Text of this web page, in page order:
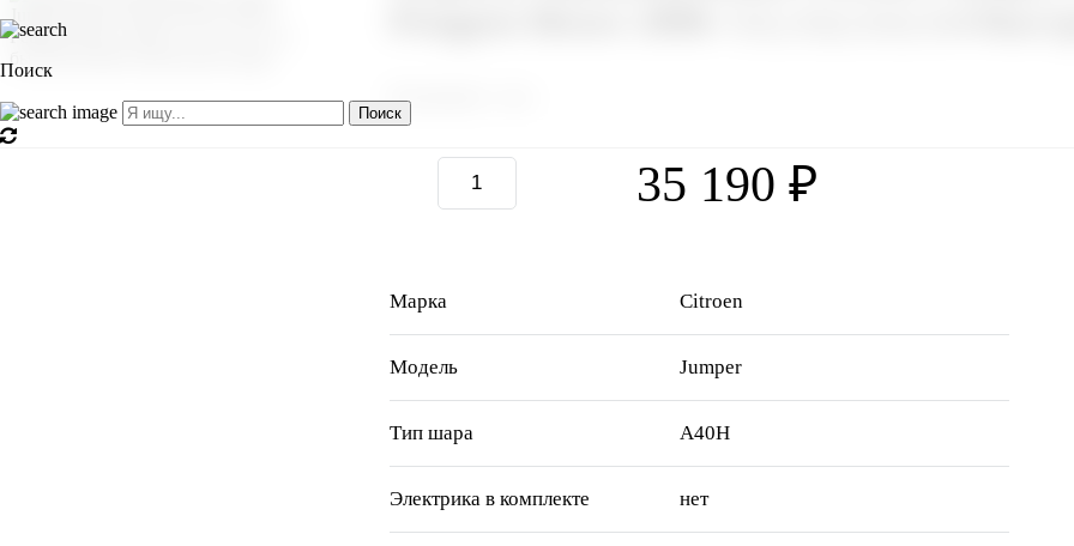
Поиск
Поиск
В наличии: 1 шт.
35 190 ₽
Марка Citroen
Модель Jumper
Тип шара А40H
Электрика в комплекте нет